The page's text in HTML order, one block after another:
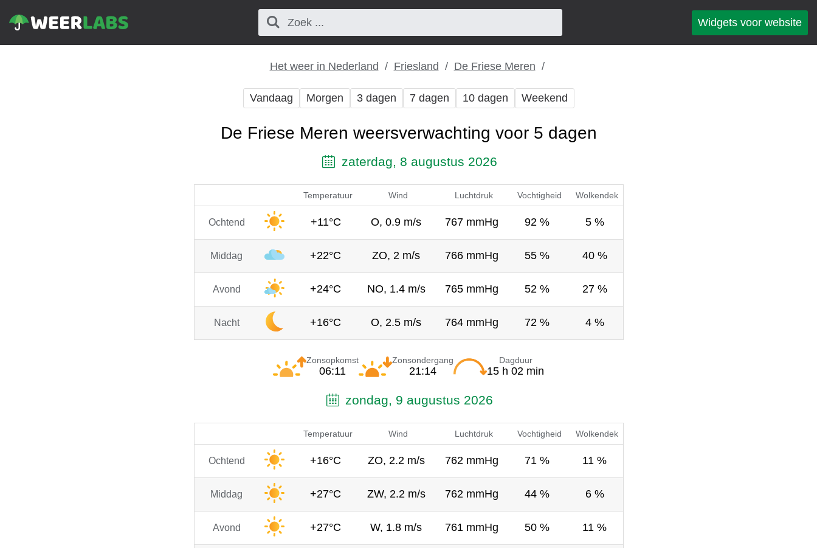
Widgets voor website
Het weer in Nederland Friesland De Friese Meren
Vandaag Morgen 3 dagen 7 dagen 10 dagen Weekend
De Friese Meren weersverwachting voor 5 dagen
zaterdag, 8 augustus 2026
Temperatuur Wind Luchtdruk Vochtigheid Wolkendek
Ochtend +11°C O, 0.9 m/s 767 mmHg 92 % 5 %
Middag +22°C ZO, 2 m/s 766 mmHg 55 % 40 %
Avond +24°C NO, 1.4 m/s 765 mmHg 52 % 27 %
Nacht +16°C O, 2.5 m/s 764 mmHg 72 % 4 %
Zonsopkomst
06:11
Zonsondergang
21:14
Dagduur
15 h 02 min
zondag, 9 augustus 2026
Temperatuur Wind Luchtdruk Vochtigheid Wolkendek
Ochtend +16°C ZO, 2.2 m/s 762 mmHg 71 % 11 %
Middag +27°C ZW, 2.2 m/s 762 mmHg 44 % 6 %
Avond +27°C W, 1.8 m/s 761 mmHg 50 % 11 %